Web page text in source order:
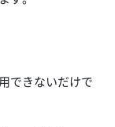
できないだけで